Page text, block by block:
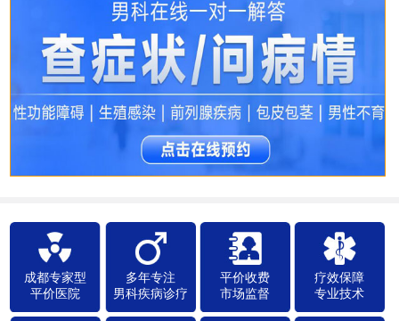
成都专家型
平价医院
多年专注
男科疾病诊疗
平价收费
市场监督
疗效保障
专业技术